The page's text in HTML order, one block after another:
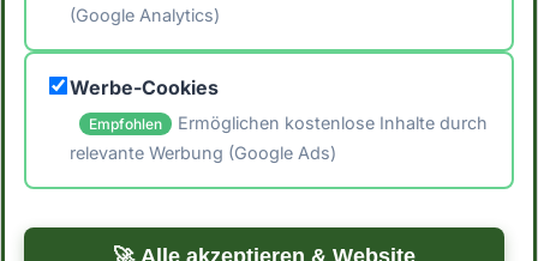
🖨️ Artikel drucken
← Zurück zum Blog
Zu den Rezepten →
(Google Analytics)
Werbe-Cookies
Empfohlen
Ermöglichen kostenlose Inhalte durch
relevante Werbung (Google Ads)
🚀 Alle akzeptieren & Website